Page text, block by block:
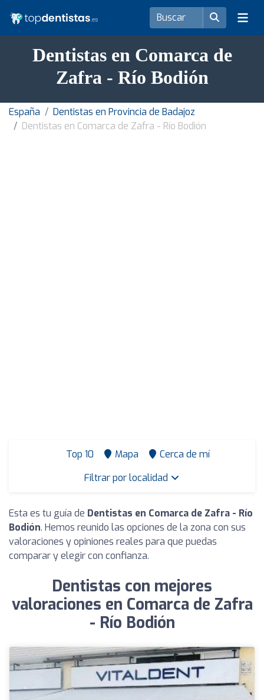
Dentistas en Comarca de
Zafra - Río Bodión
España
Dentistas en Provincia de Badajoz
Dentistas en Comarca de Zafra - Río Bodión
Top 10 Mapa
Cerca de mí
Filtrar por localidad
Esta es tu guía de Dentistas en Comarca de Zafra - Río
Bodión. Hemos reunido las opciones de la zona con sus
valoraciones y opiniones reales para que puedas
comparar y elegir con confianza.
Dentistas con mejores
valoraciones en Comarca de Zafra
- Río Bodión